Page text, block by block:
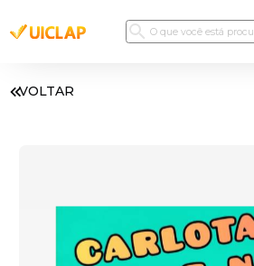
VOLTAR